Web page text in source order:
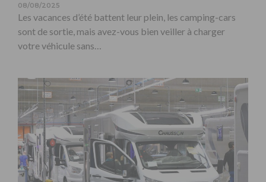
08/08/2025
Les vacances d’été battent leur plein, les camping-cars
sont de sortie, mais avez-vous bien veiller à charger
votre véhicule sans…